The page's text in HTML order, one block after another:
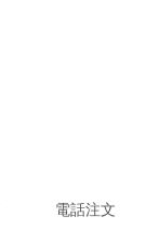
電話注文